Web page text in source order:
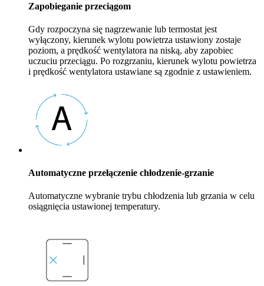
Zapobieganie przeciągom
Gdy rozpoczyna się nagrzewanie lub termostat jest
wyłączony, kierunek wylotu powietrza ustawiony zostaje
poziom, a prędkość wentylatora na niską, aby zapobiec
uczuciu przeciągu. Po rozgrzaniu, kierunek wylotu powietrza
i prędkość wentylatora ustawiane są zgodnie z ustawieniem.
Automatyczne przełączenie chłodzenie-grzanie
Automatyczne wybranie trybu chłodzenia lub grzania w celu
osiągnięcia ustawionej temperatury.